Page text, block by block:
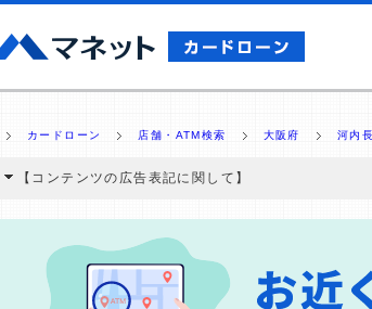
カードローン 店舗・ATM検索 大阪府 河内
【コンテンツの広告表記に関して】
と弊社に対して企業から紹介報酬が支払われるという
ミ収集などに基づき、公平性を担保した情報提供を行っ
>提携企業一覧